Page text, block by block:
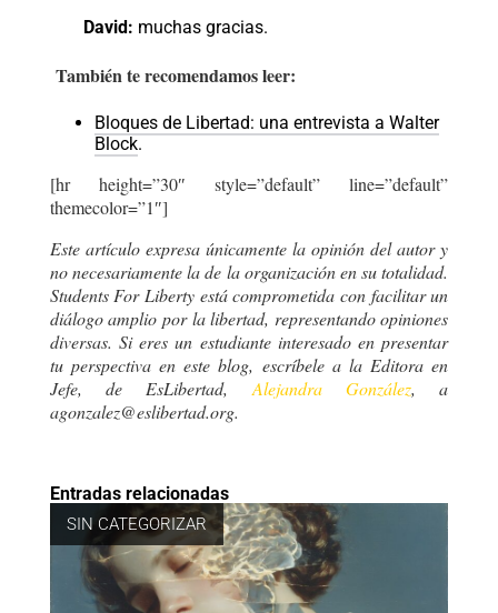
David: muchas gracias.
También te recomendamos leer:
Bloques de Libertad: una entrevista a Walter
Block.
[hr height=”30″ style=”default” line=”default”
themecolor=”1″]
Este artículo expresa únicamente la opinión del autor y
no necesariamente la de la organización en su totalidad.
Students For Liberty está comprometida con facilitar un
diálogo amplio por la libertad, representando opiniones
diversas. Si eres un estudiante interesado en presentar
tu perspectiva en este blog, escríbele a la Editora en
Jefe, de EsLibertad,
Alejandra González, a
agonzalez@eslibertad.org.
Entradas relacionadas
SIN CATEGORIZAR